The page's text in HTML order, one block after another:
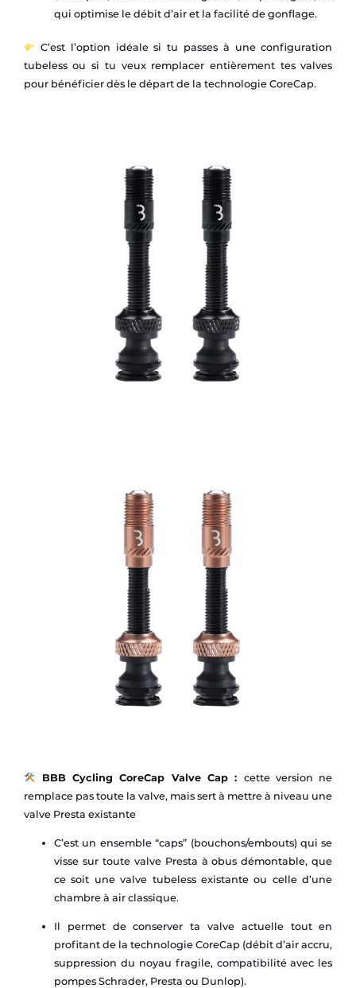
qui optimise le débit d’air et la facilité de gonflage.
C’est l’option idéale si tu passes à une configuration
tubeless ou si tu veux remplacer entièrement tes valves
pour bénéficier dès le départ de la technologie CoreCap.
BBB Cycling CoreCap Valve Cap : cette version ne
remplace pas toute la valve, mais sert à mettre à niveau une
valve Presta existante
C’est un ensemble “caps” (bouchons/embouts) qui se
visse sur toute valve Presta à obus démontable, que
ce soit une valve tubeless existante ou celle d’une
chambre à air classique.
Il permet de conserver ta valve actuelle tout en
profitant de la technologie CoreCap (débit d’air accru,
suppression du noyau fragile, compatibilité avec les
pompes Schrader, Presta ou Dunlop).